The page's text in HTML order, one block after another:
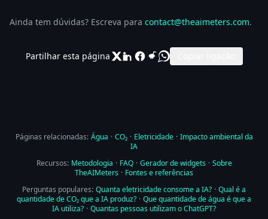
Ainda tem dúvidas? Escreva para contact@theaimeters.com.
Partilhar esta página
Páginas relacionadas: Água · CO₂ · Eletricidade · Impacto ambiental da
IA
Recursos: Metodologia · FAQ · Gerador de widgets · Sobre
TheAIMeters · Fontes e referências
Perguntas populares: Quanta eletricidade consome a IA? · Qual é a
quantidade de CO₂ que a IA produz? · Que quantidade de água é que a
IA utiliza? · Quantas pessoas utilizam o ChatGPT?